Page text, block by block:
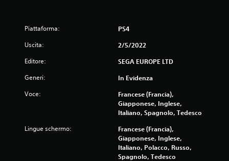
Piattaforma: PS4
Uscita: 2/5/2022
Editore: SEGA EUROPE LTD
Generi: In Evidenza
Voce:
Francese (Francia),
Giapponese, Inglese,
Italiano, Spagnolo, Tedesco
Lingue schermo:
Francese (Francia),
Giapponese, Inglese,
Italiano, Polacco, Russo,
Spagnolo, Tedesco